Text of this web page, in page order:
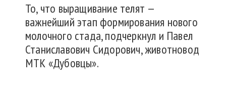
То, что выращивание телят —
важнейший этап формирования нового
молочного стада, подчеркнул и Павел
Станиславович Сидорович, животновод
МТК «Дубовцы».